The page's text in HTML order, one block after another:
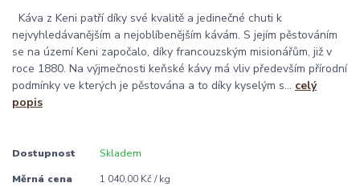
Káva z Keni patří díky své kvalitě a jedinečné chuti k
nejvyhledávanějším a nejoblíbenějším kávám. S jejím pěstováním
se na území Keni započalo, díky francouzským misionářům, již v
roce 1880. Na výjmečnosti keňské kávy má vliv především přírodní
podmínky ve kterých je pěstována a to díky kyselým s... celý
popis
Dostupnost Skladem
Měrná cena 1 040,00 Kč / kg